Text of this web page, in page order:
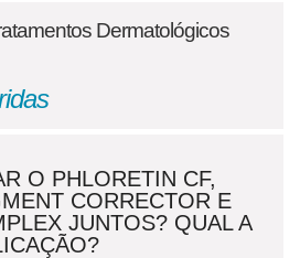
Dermatológicos
O PHLORETIN CF,
CORRECTOR E
JUNTOS? QUAL A